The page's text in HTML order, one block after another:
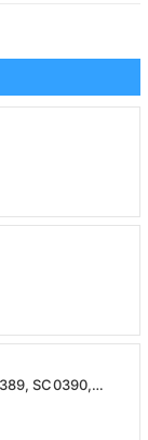
SC0390,